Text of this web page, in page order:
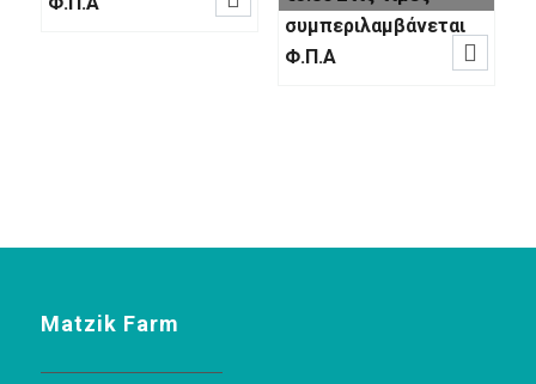
συμπεριλαμβάνεται
Φ.Π.Α

Matzik Farm